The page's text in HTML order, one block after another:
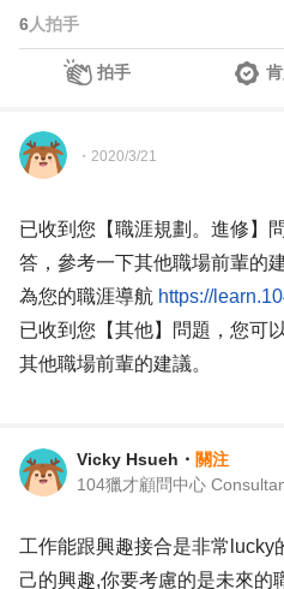
6人拍手
拍手
・ 2020/3/21
已收到您【職涯規劃。進修】
答，參考一下其他職場前輩的
為您的職涯導航 https://
已收到您【其他】問題，您可
其他職場前輩的建議。
Vicky Hsueh ・ 關注
104獵才顧問中心
工作能跟興趣接合是非常lucky
己的興趣,你要考慮的是未來的